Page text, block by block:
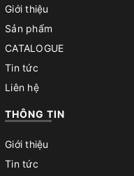
Giới thiệu
Sản phẩm
CATALOGUE
Tin tức
Liên hệ
THÔNG TIN
Giới thiệu
Tin tức